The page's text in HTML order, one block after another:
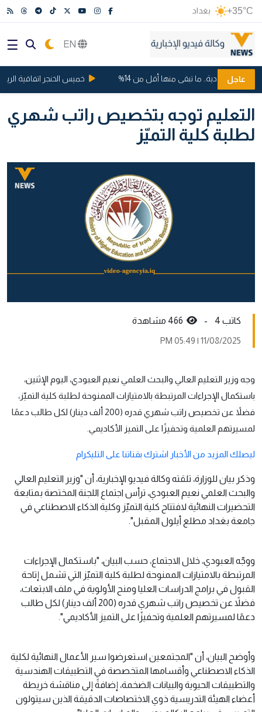
+35°C بغداد
عاجل
السعودية.. ما تبقى منها أقل من 14% خميس الخنجر اتفاقية
التعليم توجه بتخصيص راتب شهري
لطلبة كلية التميّز
كاتب 4 -
11/08/2025 | 05:49 PM
وجه وزير التعليم العالي والبحث العلمي نعيم العبودي، اليوم الإثنين،
باستكمال الإجراءات المرتبطة بالامتيازات الممنوحة لطلبة كلية التميّز،
فضلاً عن تخصيص راتب شهري قدره (200 ألف دينار) لكل طالب دعمًا
لمسيرتهم العلمية وتحفيزًا على التميز الأكاديمي.
ليصلك المزيد من الأخبار اشترك بقناتنا على التليكرام
وذكر بيان للوزارة، تلقته وكالة فيديو الإخبارية، أن "وزير التعليم العالي
والبحث العلمي نعيم العبودي، ترأس اجتماع اللجنة المختصة بمتابعة
التحضيرات النهائية لافتتاح كلية التميّز وكلية الذكاء الاصطناعي في
جامعة بغداد مطلع أيلول المقبل".
ووجّه العبودي، خلال الاجتماع، حسب البيان، "باستكمال الإجراءات
المرتبطة بالامتيازات الممنوحة لطلبة كلية التميّز التي تشمل إتاحة
القبول في برامج الدراسات العليا ومنح الأولوية في ملف الابتعاث،
فضلاً عن تخصيص راتب شهري قدره (200 ألف دينار) لكل طالب
دعمًا لمسيرتهم العلمية وتحفيزًا على التميز الأكاديمي".
وأوضح البيان، أن "المجتمعين استعرضوا سير الأعمال النهائية لكلية
الذكاء الاصطناعي وأقسامها المتخصصة في التطبيقات الهندسية
والتطبيقات الحيوية والبيانات الضخمة، إضافةً إلى مناقشة خريطة
أعضاء الهيئة التدريسية ذوي الاختصاصات الدقيقة الذين سيتولون